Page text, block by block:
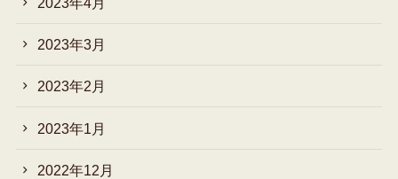
2023年3月
2023年2月
2023年1月
2022年12月